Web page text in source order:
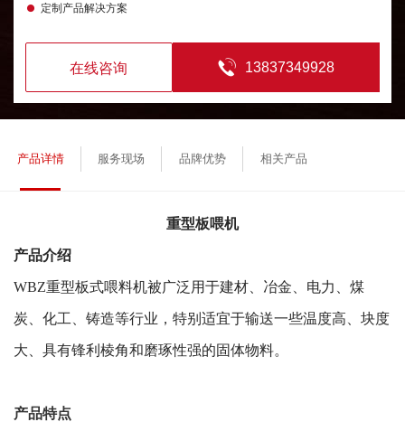
300℃；7. 封闭形式：默认为开放式输送物料，粉尘较大，如果现场要求
环保比较严格，可做成全封闭式板喂机，满足环保要求。应用范围WBZ重
定制产品解决方案
在线咨询 13837349928
产品详情 服务现场 品牌优势 相关产品
重型板喂机
产品介绍
WBZ重型板式喂料机被广泛用于建材、冶金、电力、煤
炭、化工、铸造等行业，特别适宜于输送一些温度高、块度
大、具有锋利棱角和磨琢性强的固体物料。
产品特点